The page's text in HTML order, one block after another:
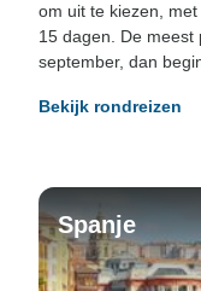
om uit te kiezen,
15 dagen. De
september, dan
Bekijk rondreizen
Spanje